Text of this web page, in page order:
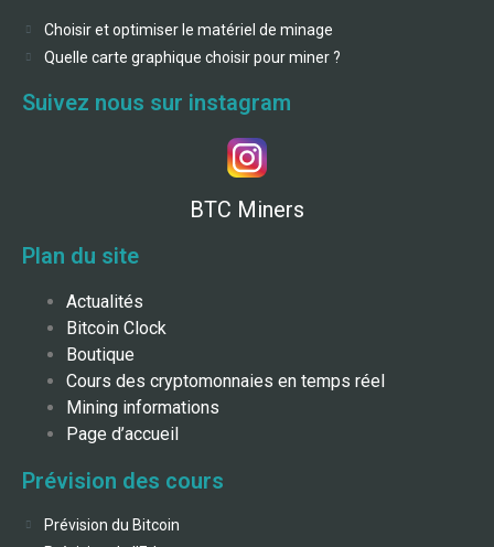
Choisir et optimiser le matériel de minage
Quelle carte graphique choisir pour miner ?
Suivez nous sur instagram
BTC Miners
Plan du site
Actualités
Bitcoin Clock
Boutique
Cours des cryptomonnaies en temps réel
Mining informations
Page d’accueil
Prévision des cours
Prévision du Bitcoin